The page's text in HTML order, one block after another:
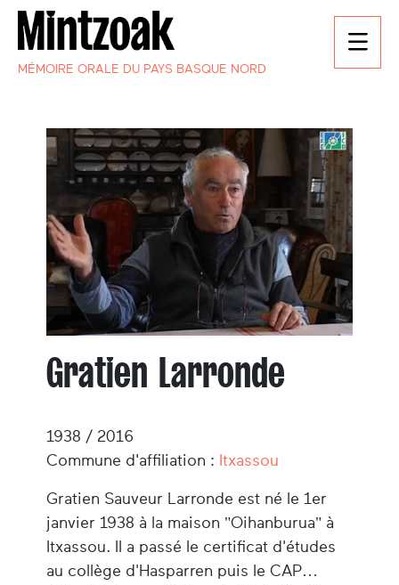
MÉMOIRE ORALE DU PAYS BASQUE NORD
Gratien Larronde
1938 / 2016
Commune d'affiliation : Itxassou
Gratien Sauveur Larronde est né le 1er
janvier 1938 à la maison "Oihanburua" à
Itxassou. Il a passé le certificat d'études
au collège d'Hasparren puis le CAP